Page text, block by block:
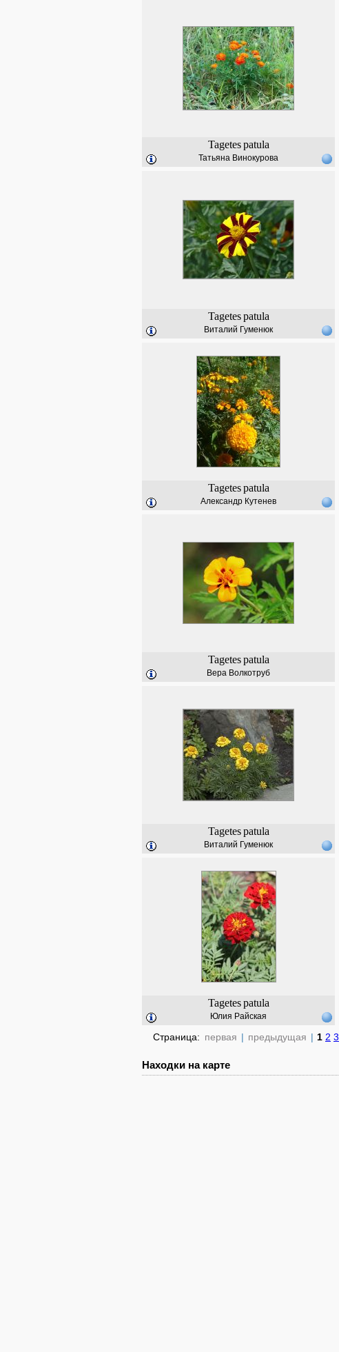
Tagetes patula
Татьяна Винокурова
Tagetes patula
Виталий Гуменюк
Tagetes patula
Александр Кутенев
Tagetes patula
Вера Волкотруб
Tagetes patula
Виталий Гуменюк
Tagetes patula
Юлия Райская
Страница: первая | предыдущая | 1 2 3
Находки на карте